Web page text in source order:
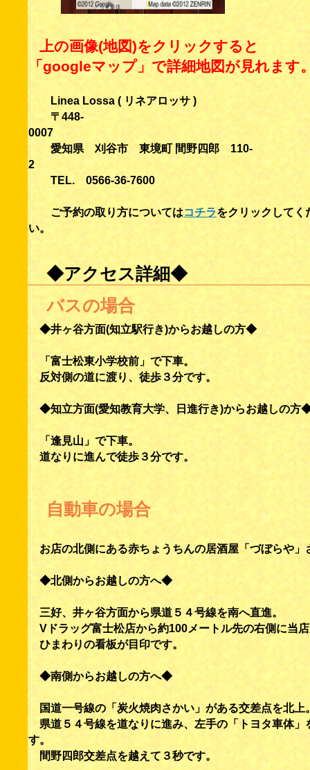
上の画像(地図)をクリックすると
「googleマップ」で詳細地図が見れます
Linea Lossa ( リネアロッサ )
〒448-
愛知県 刈谷市 東境町 間野四郎 110-
2
TEL. 0566-36-7600
ご予約の取り方についてはコチラをクリックしてく
い。
◆アクセス詳細◆
バスの場合
◆井ヶ谷方面(知立駅行き)からお越しの方◆
「富士松東小学校前」で下車。
反対側の道に渡り、徒歩３分です。
◆知立方面(愛知教育大学、日進行き)からお越しの方
「逢見山」で下車。
道なりに進んで徒歩３分です。
自動車の場合
お店の北側にある赤ちょうちんの居酒屋「づぼらや」
◆北側からお越しの方へ◆
三好、井ヶ谷方面から県道５４号線を南へ直進。
Vドラッグ富士松店から約100メートル先の右側に当
ひまわりの看板が目印です。
◆南側からお越しの方へ◆
国道一号線の「炭火焼肉さかい」がある交差点を北上
県道５４号線を道なりに進み、左手の「トヨタ車体」
す。
間野四郎交差点を越えて３秒です。